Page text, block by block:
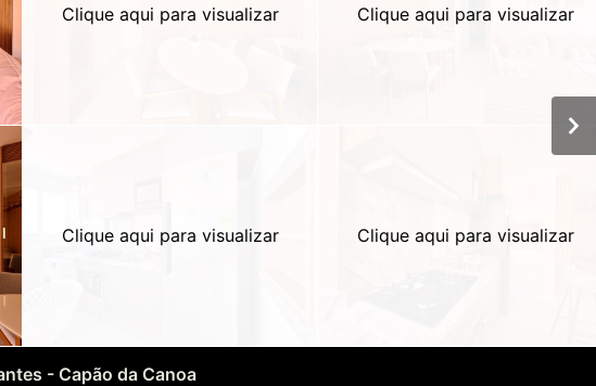
Clique aqui para visualizar
Clique aqui para visualizar
Clique aqui para visualizar
Clique aqui para visualizar
- Capão da Canoa